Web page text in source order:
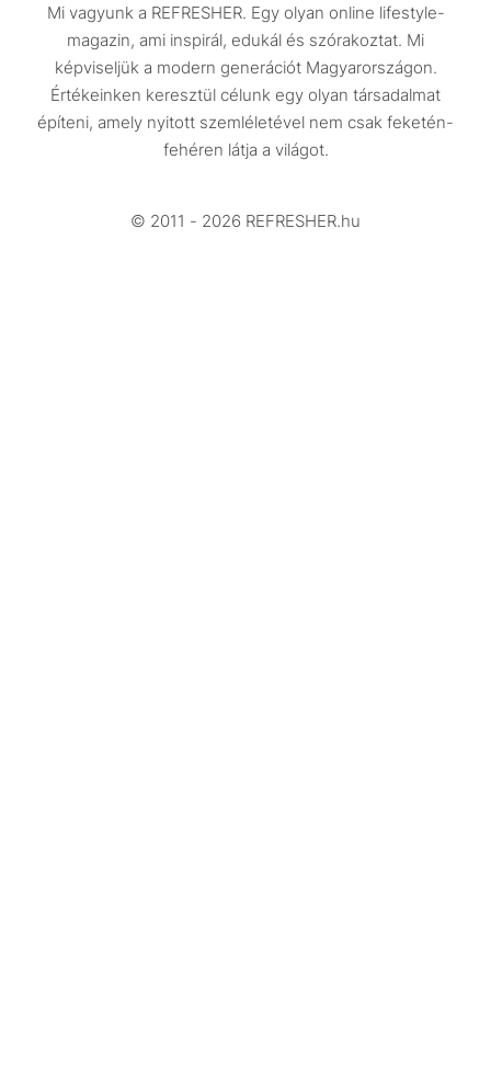
Utazás
Életmód
Design
Beszélgetések
Videó
Mi vagyunk a REFRESHER. Egy olyan online lifestyle-
magazin, ami inspirál, edukál és szórakoztat. Mi
képviseljük a modern generációt Magyarországon.
Értékeinken keresztül célunk egy olyan társadalmat
építeni, amely nyitott szemléletével nem csak feketén-
fehéren látja a világot.
© 2011 - 2026 REFRESHER.hu